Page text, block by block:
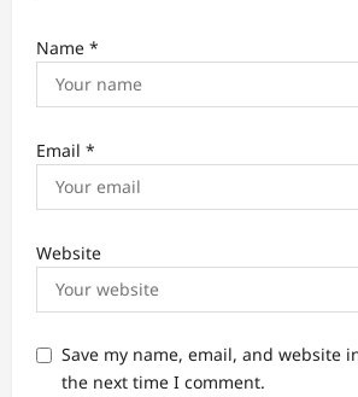
Name *
Email *
Website
Save my name, email, and website
the next time I comment.